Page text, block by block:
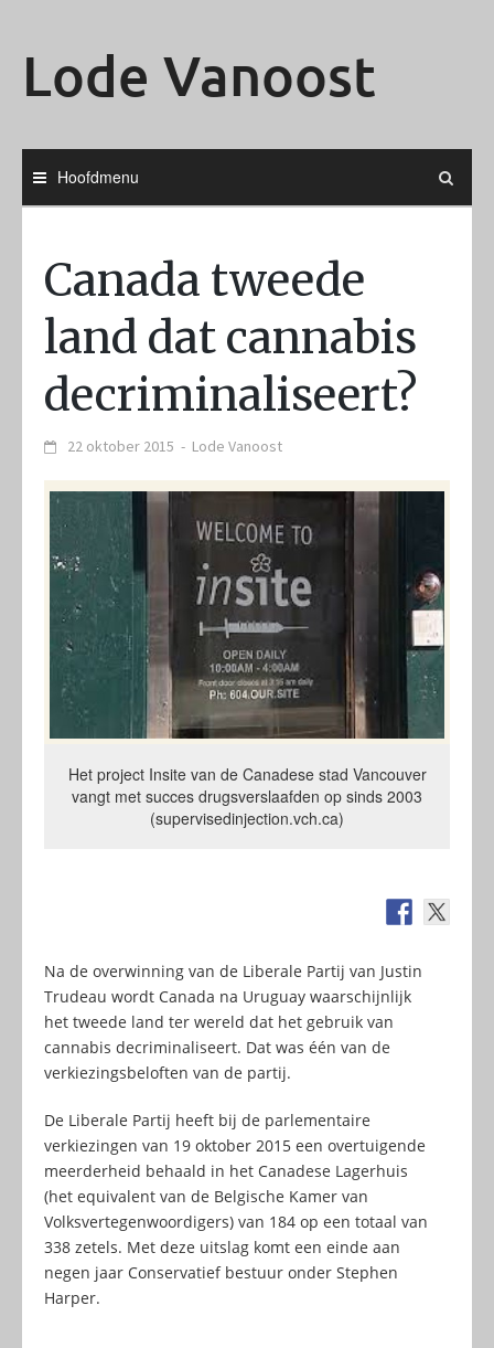
Lode Vanoost
Hoofdmenu
Canada tweede
land dat cannabis
decriminaliseert?
22 oktober 2015 - Lode Vanoost
Het project Insite van de Canadese stad Vancouver
vangt met succes drugsverslaafden op sinds 2003
(supervisedinjection.vch.ca)
Na de overwinning van de Liberale Partij van Justin
Trudeau wordt Canada na Uruguay waarschijnlijk
het tweede land ter wereld dat het gebruik van
cannabis decriminaliseert. Dat was één van de
verkiezingsbeloften van de partij.
De Liberale Partij heeft bij de parlementaire
verkiezingen van 19 oktober 2015 een overtuigende
meerderheid behaald in het Canadese Lagerhuis
(het equivalent van de Belgische Kamer van
Volksvertegenwoordigers) van 184 op een totaal van
338 zetels. Met deze uitslag komt een einde aan
negen jaar Conservatief bestuur onder Stephen
Harper.